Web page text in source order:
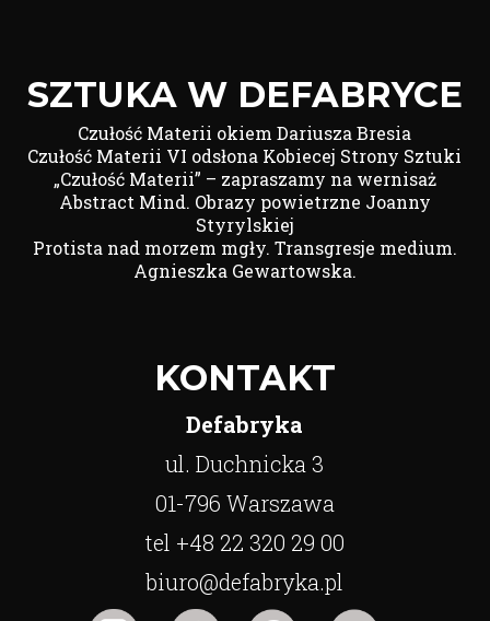
SZTUKA W DEFABRYCE
Czułość Materii okiem Dariusza Bresia
Czułość Materii VI odsłona Kobiecej Strony Sztuki
„Czułość Materii” – zapraszamy na wernisaż
Abstract Mind. Obrazy powietrzne Joanny
Styrylskiej
Protista nad morzem mgły. Transgresje medium.
Agnieszka Gewartowska.
KONTAKT
Defabryka
ul. Duchnicka 3
01-796 Warszawa
tel +48 22 320 29 00
biuro@defabryka.pl